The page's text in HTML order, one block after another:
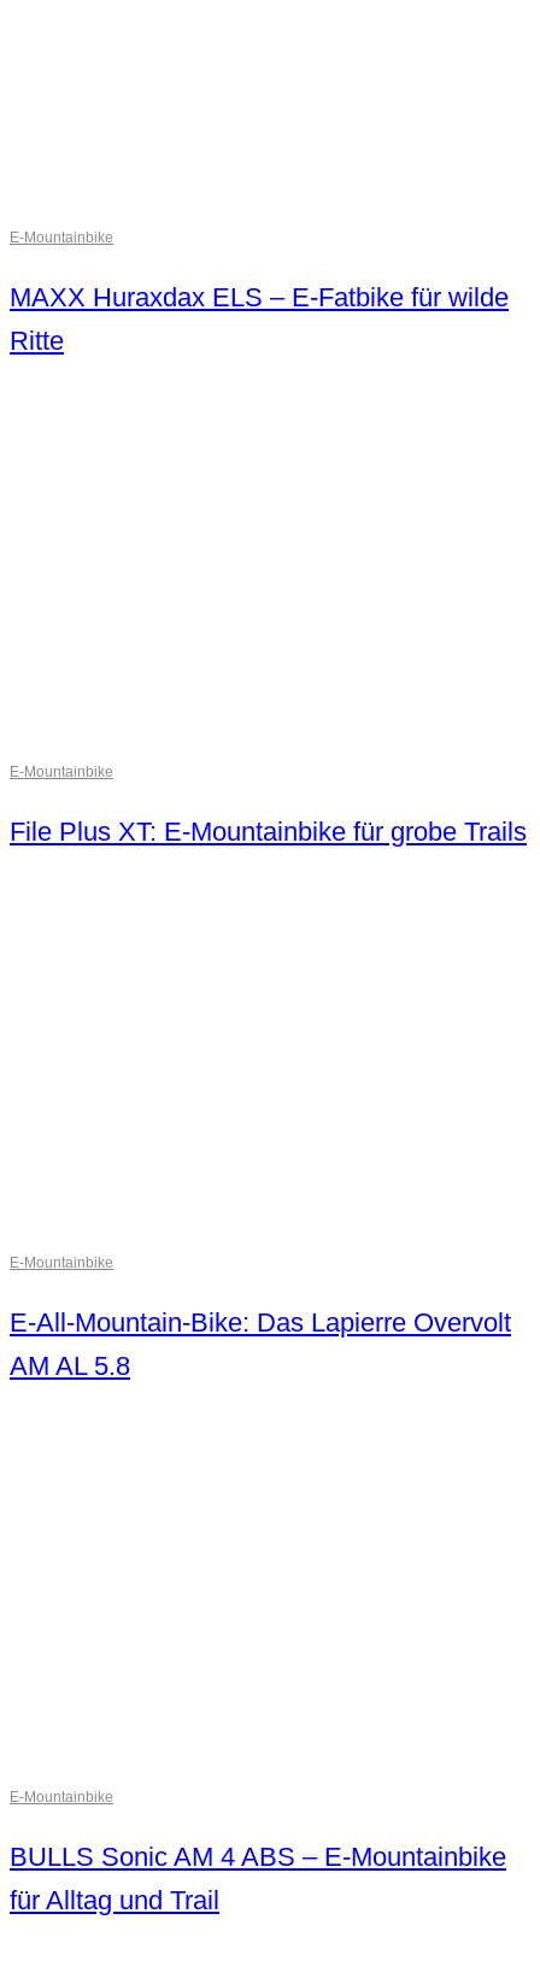
E-Mountainbike
MAXX Huraxdax ELS – E-Fatbike für wilde
Ritte
E-Mountainbike
File Plus XT: E-Mountainbike für grobe Trails
E-Mountainbike
E-All-Mountain-Bike: Das Lapierre Overvolt
AM AL 5.8
E-Mountainbike
BULLS Sonic AM 4 ABS – E-Mountainbike
für Alltag und Trail